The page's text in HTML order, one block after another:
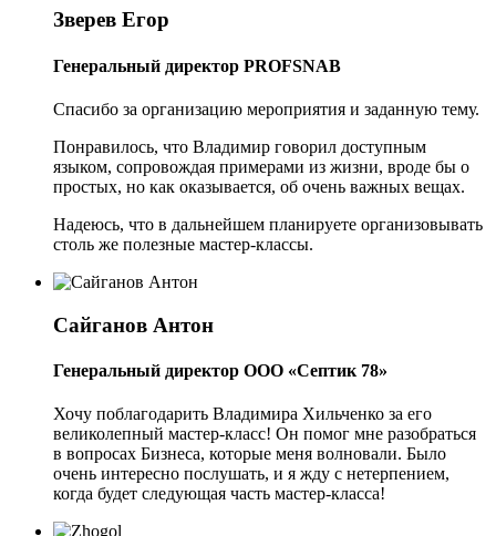
Зверев Егор
Генеральный директор PROFSNAB
Спасибо за организацию мероприятия и заданную тему.
Понравилось, что Владимир говорил доступным
языком, сопровождая примерами из жизни, вроде бы о
простых, но как оказывается, об очень важных вещах.
Надеюсь, что в дальнейшем планируете организовывать
столь же полезные мастер-классы.
Сайганов Антон
Генеральный директор ООО «Септик 78»
Хочу поблагодарить Владимира Хильченко за его
великолепный мастер-класс! Он помог мне разобраться
в вопросах Бизнеса, которые меня волновали. Было
очень интересно послушать, и я жду с нетерпением,
когда будет следующая часть мастер-класса!